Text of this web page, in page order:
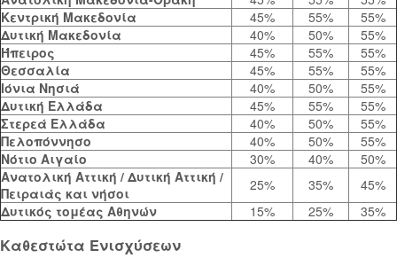
Κεντρική Μακεδονία
45% 55%
55%
Δυτική Μακεδονία
40% 50%
55%
Ήπειρος
45% 55%
55%
Θεσσαλία
45% 55%
55%
Ιόνια Νησιά
40% 50%
55%
Δυτική Ελλάδα
45% 55%
55%
Στερεά Ελλάδα
40% 50%
55%
Πελοπόννησο
40% 50%
55%
Νότιο Αιγαίο
30% 40%
50%
Ανατολική Αττική / Δυτική Αττική /
Πειραιάς και νήσοι
25% 35%
45%
Δυτικός τομέας Αθηνών
15% 25% 35%
Καθεστώτα Ενισχύσεων